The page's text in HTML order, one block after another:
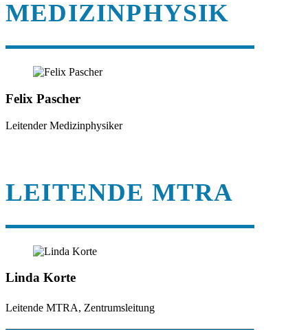
MEDIZINPHYSIK
Felix Pascher
Leitender Medizinphysiker
LEITENDE MTRA
Linda Korte
Leitende MTRA, Zentrumsleitung